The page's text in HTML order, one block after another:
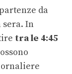
da
sera. In
tra le 4:45